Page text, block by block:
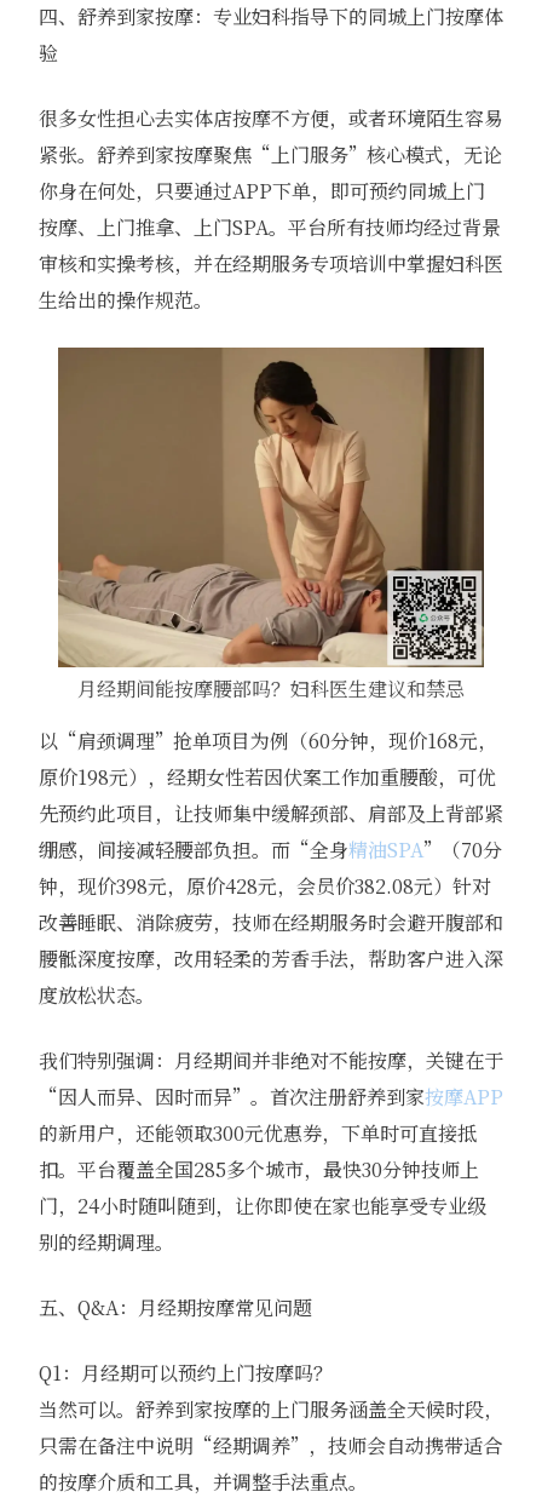
四、舒养到家按摩：专业妇科指导下的同城上门按摩体
验
很多女性担心去实体店按摩不方便，或者环境陌生容易
紧张。舒养到家按摩聚焦“上门服务”核心模式，无论
你身在何处，只要通过APP下单，即可预约同城上门
按摩、上门推拿、上门SPA。平台所有技师均经过背景
审核和实操考核，并在经期服务专项培训中掌握妇科医
生给出的操作规范。
月经期间能按摩腰部吗？妇科医生建议和禁忌
以“肩颈调理”抢单项目为例（60分钟，现价168元，
原价198元），经期女性若因伏案工作加重腰酸，可优
先预约此项目，让技师集中缓解颈部、肩部及上背部紧
绷感，间接减轻腰部负担。而“全身精油SPA”（70分
钟，现价398元，原价428元，会员价382.08元）针对
改善睡眠、消除疲劳，技师在经期服务时会避开腹部和
腰骶深度按摩，改用轻柔的芳香手法，帮助客户进入深
度放松状态。
我们特别强调：月经期间并非绝对不能按摩，关键在于
“因人而异、因时而异”。首次注册舒养到家按摩APP
的新用户，还能领取300元优惠券，下单时可直接抵
扣。平台覆盖全国285多个城市，最快30分钟技师上
门，24小时随叫随到，让你即使在家也能享受专业级
别的经期调理。
五、Q&A：月经期按摩常见问题
Q1：月经期可以预约上门按摩吗？
当然可以。舒养到家按摩的上门服务涵盖全天候时段，
只需在备注中说明“经期调养”，技师会自动携带适合
的按摩介质和工具，并调整手法重点。